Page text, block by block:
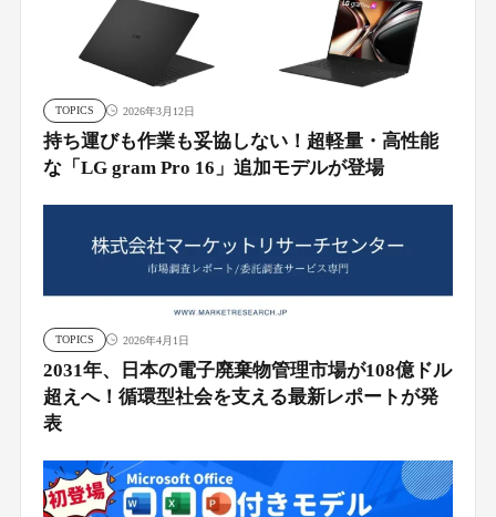
TOPICS 2026年3月12日
持ち運びも作業も妥協しない！超軽量・高性能
な「LG gram Pro 16」追加モデルが登場
TOPICS 2026年4月1日
2031年、日本の電子廃棄物管理市場が108億ドル
超えへ！循環型社会を支える最新レポートが発
表